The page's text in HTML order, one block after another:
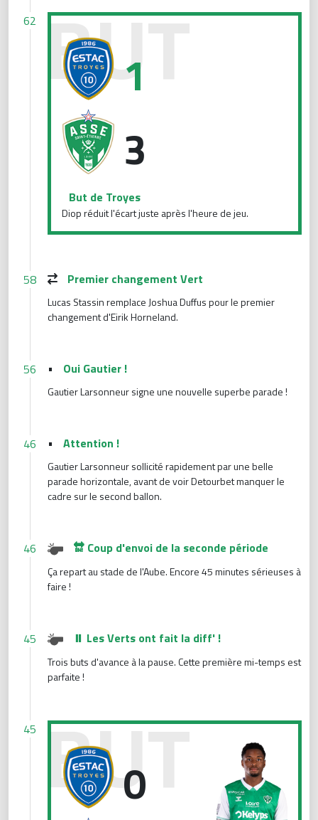
62 But de Troyes
1
3
But de Troyes
Diop réduit l'écart juste après l'heure de jeu.
58 Premier changement Vert
Lucas Stassin remplace Joshua Duffus pour le premier
changement d'Eirik Horneland.
56 • Oui Gautier !
Gautier Larsonneur signe une nouvelle superbe parade !
46 • Attention !
Gautier Larsonneur sollicité rapidement par une belle
parade horizontale, avant de voir Detourbet manquer le
cadre sur le second ballon.
46 🔛 Coup d'envoi de la seconde période
Ça repart au stade de l'Aube. Encore 45 minutes sérieuses à
faire !
45 ⏸️ Les Verts ont fait la diff' !
Trois buts d'avance à la pause. Cette première mi-temps est
parfaite !
45 Josh' pour le troisième !
0